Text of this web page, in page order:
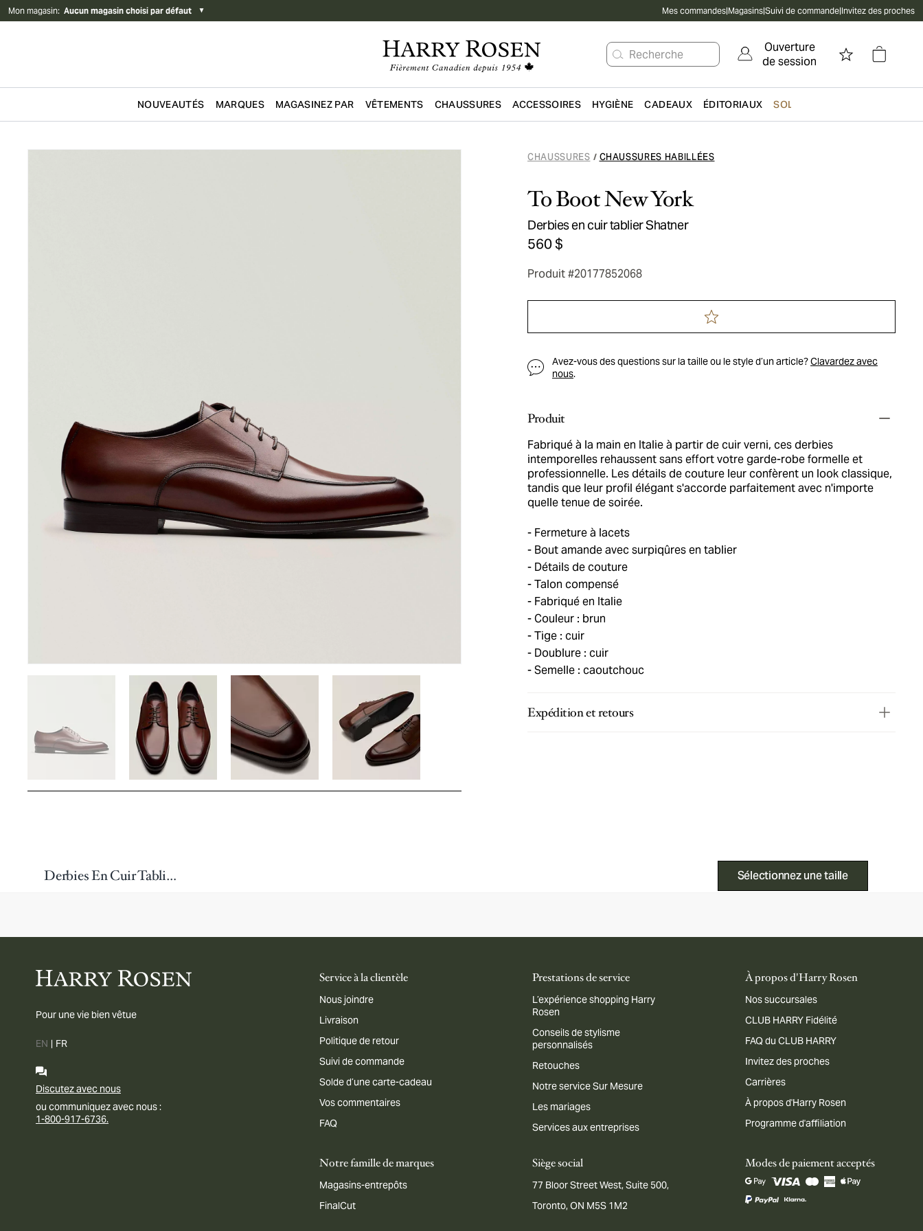
Mon magasin: Aucun magasin choisi par défaut ▼ Mes commandes|Magasins|Suivi de commande|Invitez des proches
Recherche
Ouverture
de session
Passer au contenu principal
NOUVEAUTÉS MARQUES MAGASINEZ PAR VÊTEMENTS CHAUSSURES ACCESSOIRES HYGIÈNE CADEAUX ÉDITORIAUX SOLDES
CHAUSSURES / CHAUSSURES HABILLÉES
To Boot New York
Derbies en cuir tablier Shatner
560 $
Produit #20177852068
Avez-vous des questions sur la taille ou le style d’un article?Clavardez avec
nous.
Produit
Fabriqué à la main en Italie à partir de cuir verni, ces derbies
intemporelles rehaussent sans effort votre garde-robe formelle et
professionnelle. Les détails de couture leur confèrent un look classique,
tandis que leur profil élégant s'accorde parfaitement avec n'importe
quelle tenue de soirée.
Fermeture à lacets
Bout amande avec surpiqûres en tablier
Détails de couture
Talon compensé
Fabriqué en Italie
Couleur : brun
Tige : cuir
Doublure : cuir
Semelle : caoutchouc
Expédition et retours
Derbies En Cuir Tablier Shatner Sélectionnez une taille
Pour une vie bien vêtue
EN | FR
Discutez avec nous
ou communiquez avec nous :
1-800-917-6736.
Service à la clientèle
Nous joindre
Livraison
Politique de retour
Suivi de commande
Solde d’une carte-cadeau
Vos commentaires
FAQ
Prestations de service
L’expérience shopping Harry
Rosen
Conseils de stylisme
personnalisés
Retouches
Notre service Sur Mesure
Les mariages
Services aux entreprises
À propos d'Harry Rosen
Nos succursales
CLUB HARRY Fidélité
FAQ du CLUB HARRY
Invitez des proches
Carrières
À propos d'Harry Rosen
Programme d'affiliation
Notre famille de marques
Magasins-entrepôts
FinalCut
Siège social
77 Bloor Street West, Suite 500,
Toronto, ON M5S 1M2
Modes de paiement acceptés